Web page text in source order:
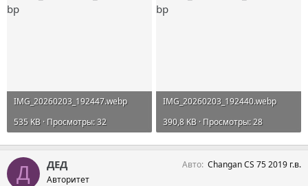
IMG_20260203_192447.webp
535 KB · Просмотры: 32
IMG_20260203_192440.webp
390,8 KB · Просмотры: 28
Д ДЕД
Авторитет
Авто Changan CS 75 2019 г.в.